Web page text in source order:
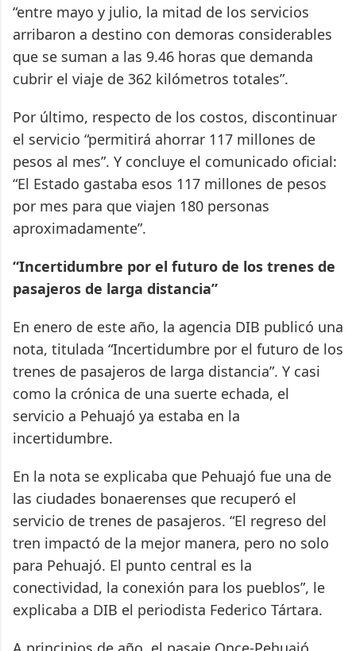
“entre mayo y julio, la mitad de los servicios
arribaron a destino con demoras considerables
que se suman a las 9.46 horas que demanda
cubrir el viaje de 362 kilómetros totales”.
Por último, respecto de los costos, discontinuar
el servicio “permitirá ahorrar 117 millones de
pesos al mes”. Y concluye el comunicado oficial:
“El Estado gastaba esos 117 millones de pesos
por mes para que viajen 180 personas
aproximadamente”.
“Incertidumbre por el futuro de los trenes de
pasajeros de larga distancia”
En enero de este año, la agencia DIB publicó una
nota, titulada “Incertidumbre por el futuro de los
trenes de pasajeros de larga distancia”. Y casi
como la crónica de una suerte echada, el
servicio a Pehuajó ya estaba en la
incertidumbre.
En la nota se explicaba que Pehuajó fue una de
las ciudades bonaerenses que recuperó el
servicio de trenes de pasajeros. “El regreso del
tren impactó de la mejor manera, pero no solo
para Pehuajó. El punto central es la
conectividad, la conexión para los pueblos”, le
explicaba a DIB el periodista Federico Tártara.